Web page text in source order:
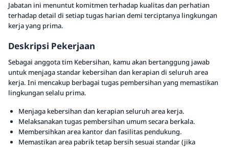
Jabatan ini menuntut komitmen terhadap kualitas dan perhatian
terhadap detail di setiap tugas harian demi terciptanya lingkungan
kerja yang prima.
Deskripsi Pekerjaan
Sebagai anggota tim Kebersihan, kamu akan bertanggung jawab
untuk menjaga standar kebersihan dan kerapian di seluruh area
kerja. Ini mencakup berbagai tugas pembersihan yang memastikan
lingkungan selalu prima.
Menjaga kebersihan dan kerapian seluruh area kerja.
Melaksanakan tugas pembersihan umum secara berkala.
Membersihkan area kantor dan fasilitas pendukung.
Memastikan area pabrik tetap bersih sesuai standar (jika